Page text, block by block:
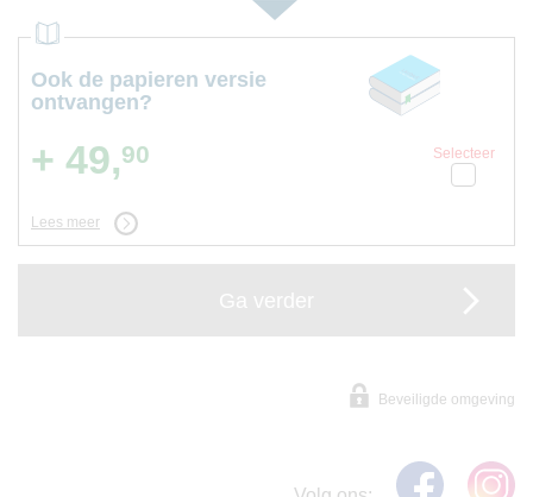
Ook de papieren versie
ontvangen?
Selecteer
+ 49,90
Lees meer
Beveiligde omgeving